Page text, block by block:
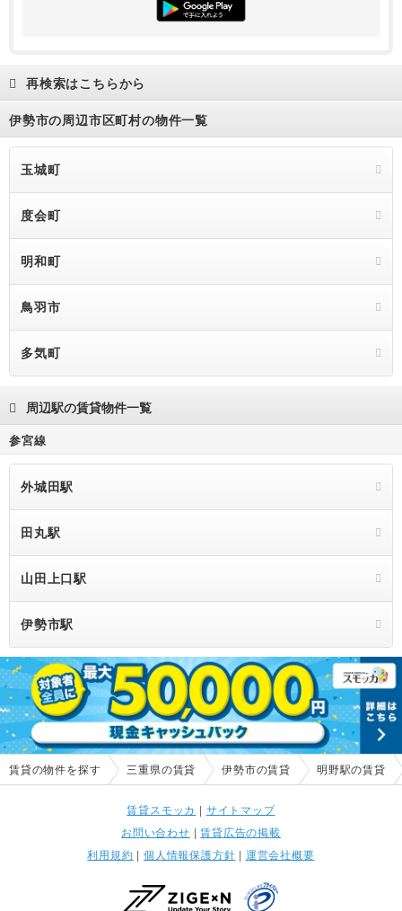
再検索はこちらから
伊勢市の周辺市区町村の物件一覧
玉城町
度会町
明和町
鳥羽市
多気町
周辺駅の賃貸物件一覧
参宮線
外城田駅
田丸駅
山田上口駅
伊勢市駅
賃貸の物件を探す 三重県の賃貸 伊勢市の賃貸 明野駅の賃貸
賃貸スモッカ | サイトマップ
お問い合わせ |賃貸広告の掲載
利用規約 | 個人情報保護方針 | 運営会社概要